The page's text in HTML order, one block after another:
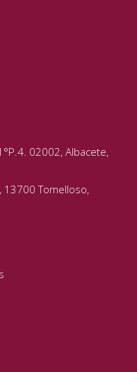
02002, Albacete,
13700 Tomelloso,